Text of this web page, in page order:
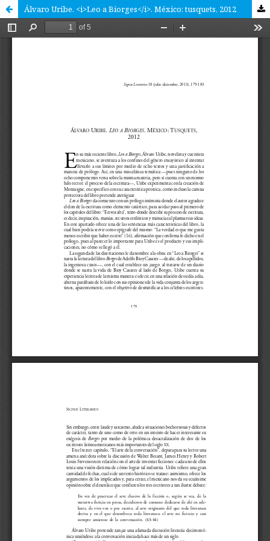
Álvaro Uribe. <i>Leo a Biorges</i>. México: tusquets, 2012